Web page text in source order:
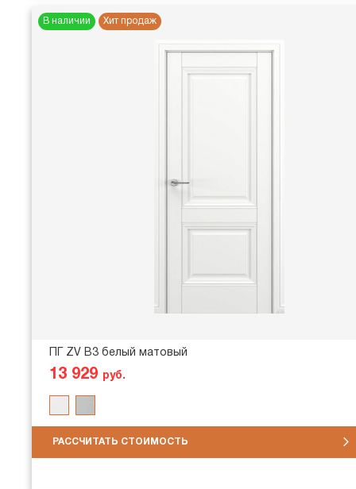
В наличии Хит продаж
ПГ ZV В3 белый матовый
13 929 руб.
РАССЧИТАТЬ СТОИМОСТЬ